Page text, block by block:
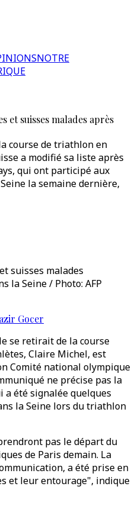
NOTRE
et suisses malades après
course de triathlon en
a modifié sa liste après
qui ont participé aux
la semaine dernière,
suisses malades
la Seine / Photo: AFP
Gocer
se retirait de la course
Claire Michel, est
Comité national olympique
ne précise pas la
a été signalée quelques
la Seine lors du triathlon
pas le départ du
de Paris demain. La
a été prise en
et leur entourage", indique